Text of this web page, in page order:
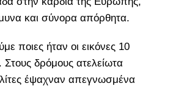
και σύνορα απόρθητα.
ποιες ήταν οι εικόνες 10
Στους δρόμους ατελείωτα
έψαχναν απεγνωσμένα